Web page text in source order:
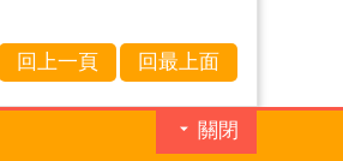
回上一頁 回最上面
關閉